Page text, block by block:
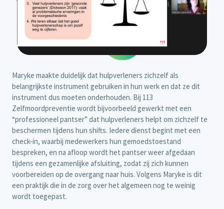
Maryke maakte duidelijk dat hulpverleners zichzelf als
belangrijkste instrument gebruiken in hun werk en dat ze dit
instrument dus moeten onderhouden. Bij 113
Zelfmoordpreventie wordt bijvoorbeeld gewerkt met een
“professioneel pantser” dat hulpverleners helpt om zichzelf te
beschermen tijdens hun shifts. Iedere dienst begint met een
check-in, waarbij medewerkers hun gemoedstoestand
bespreken, en na afloop wordt het pantser weer afgedaan
tijdens een gezamenlijke afsluiting, zodat zij zich kunnen
voorbereiden op de overgang naar huis. Volgens Maryke is dit
een praktijk die in de zorg over het algemeen nog te weinig
wordt toegepast.